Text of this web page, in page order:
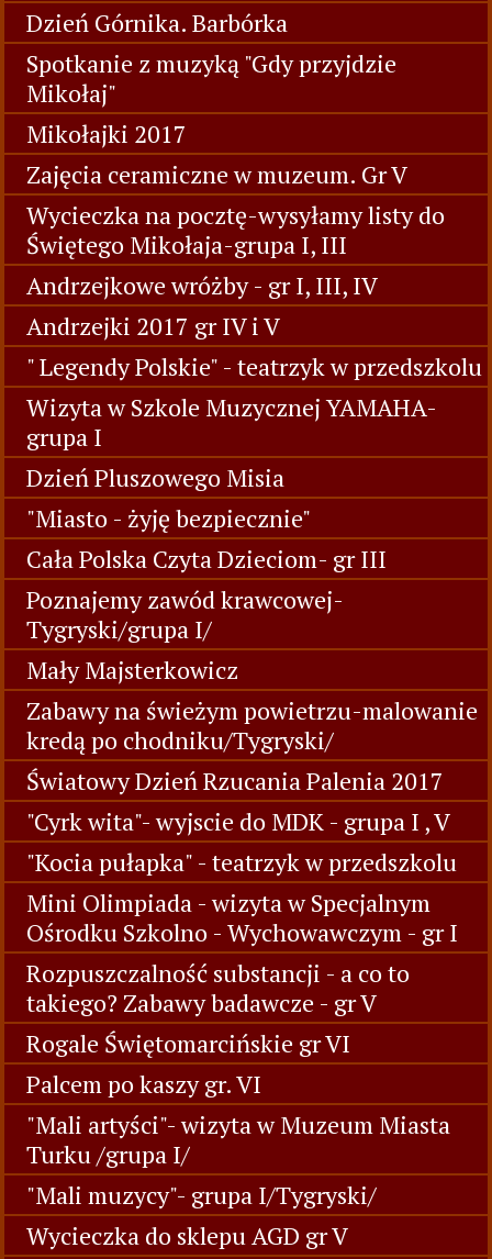
Dzień Górnika. Barbórka
Spotkanie z muzyką "Gdy przyjdzie
Mikołaj"
Mikołajki 2017
Zajęcia ceramiczne w muzeum. Gr V
Wycieczka na pocztę-wysyłamy listy do
Świętego Mikołaja-grupa I, III
Andrzejkowe wróżby - gr I, III, IV
Andrzejki 2017 gr IV i V
" Legendy Polskie" - teatrzyk w przedszkolu
Wizyta w Szkole Muzycznej YAMAHA-
grupa I
Dzień Pluszowego Misia
"Miasto - żyję bezpiecznie"
Cała Polska Czyta Dzieciom- gr III
Poznajemy zawód krawcowej-
Tygryski/grupa I/
Mały Majsterkowicz
Zabawy na świeżym powietrzu-malowanie
kredą po chodniku/Tygryski/
Światowy Dzień Rzucania Palenia 2017
"Cyrk wita"- wyjscie do MDK - grupa I , V
"Kocia pułapka" - teatrzyk w przedszkolu
Mini Olimpiada - wizyta w Specjalnym
Ośrodku Szkolno - Wychowawczym - gr I
Rozpuszczalność substancji - a co to
takiego? Zabawy badawcze - gr V
Rogale Świętomarcińskie gr VI
Palcem po kaszy gr. VI
"Mali artyści"- wizyta w Muzeum Miasta
Turku /grupa I/
"Mali muzycy"- grupa I/Tygryski/
Wycieczka do sklepu AGD gr V